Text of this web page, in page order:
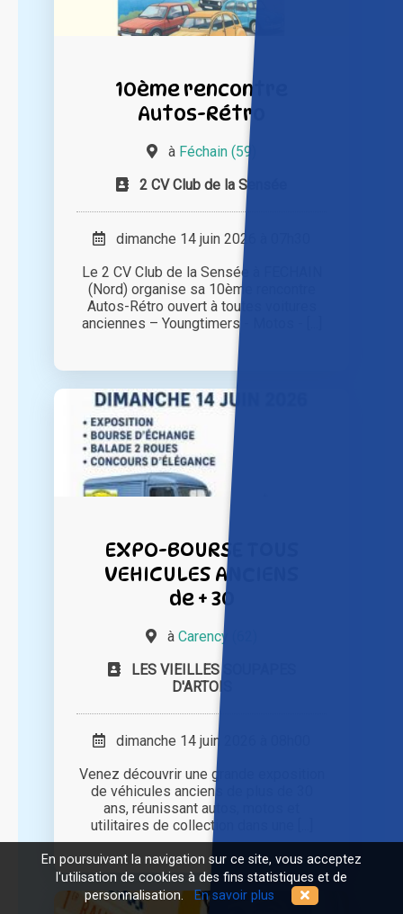
10ème rencontre
Autos-Rétro
à Féchain (59)
2 CV Club de la Sensée
dimanche 14 juin 2026 à 07h30
Le 2 CV Club de la Sensée à FECHAIN
(Nord) organise sa 10ème rencontre
Autos-Rétro ouvert à toutes voitures
anciennes – Youngtimers - Motos - [...]
EXPO-BOURSE TOUS
VEHICULES ANCIENS
de + 30
à Carency (62)
LES VIEILLES SOUPAPES
D'ARTOIS
dimanche 14 juin 2026 à 08h00
Venez découvrir une grande exposition
de véhicules anciens de plus de 30
ans, réunissant autos, motos et
utilitaires de collection dans une [...]
En poursuivant la navigation sur ce site, vous acceptez
l'utilisation de cookies à des fins statistiques et de
personnalisation.En savoir plus